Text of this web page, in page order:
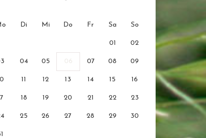
Di Mi Do Fr Sa So
01 02
04 05 06 07 08 09
11 12 13 14 15 16
18 19 20 21 22 23
25 26 27 28 29 30